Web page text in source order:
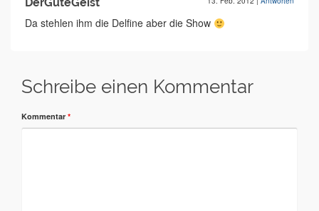
Da stehlen ihm die Delfine aber die Show
Schreibe einen Kommentar
Kommentar *